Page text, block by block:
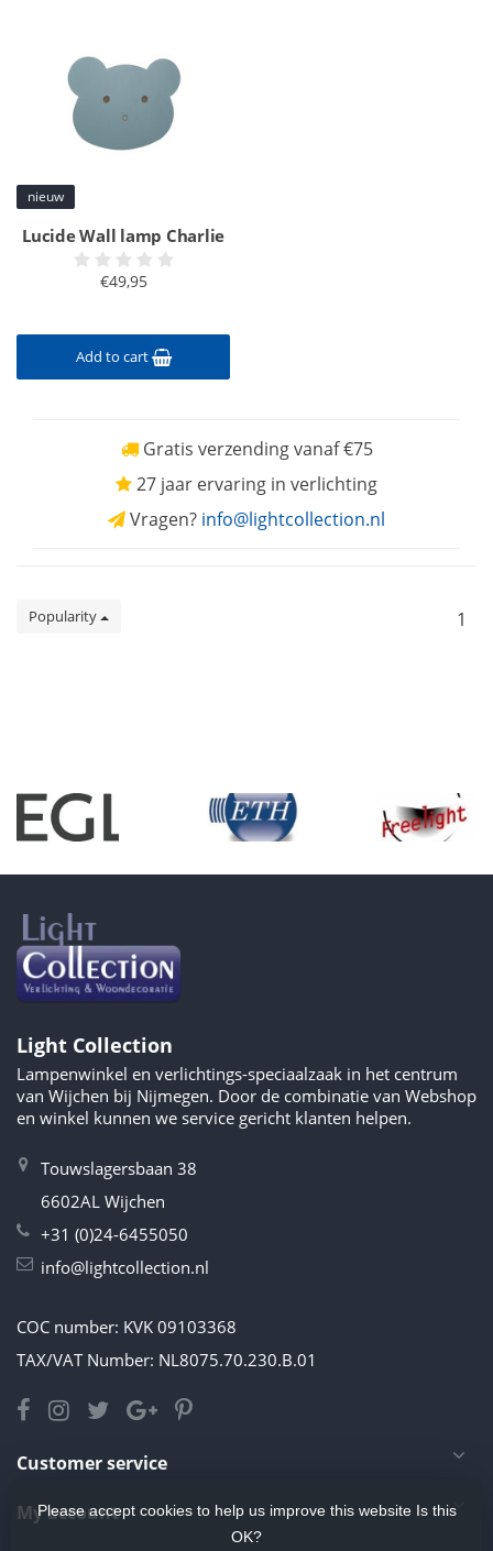
nieuw
Lucide Wall lamp Charlie
€49,95
Add to cart
Gratis verzending vanaf €75
27 jaar ervaring in verlichting
Vragen? info@lightcollection.nl
Popularity 1
Light Collection
Lampenwinkel en verlichtings-speciaalzaak in het centrum
van Wijchen bij Nijmegen. Door de combinatie van Webshop
en winkel kunnen we service gericht klanten helpen.
Touwslagersbaan 38
6602AL Wijchen
+31 (0)24-6455050
info@lightcollection.nl
COC number: KVK 09103368
TAX/VAT Number: NL8075.70.230.B.01
Customer service
My account
Please accept cookies to help us improve this website Is this
OK?